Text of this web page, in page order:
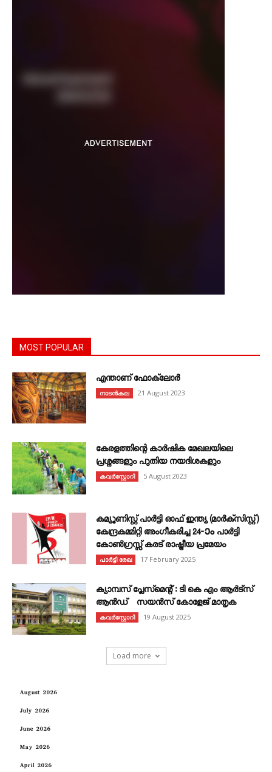
MOST POPULAR
എന്താണ്‌ ഫോക്‌ലോർ
നാടൻകല 21 August 2023
കേരളത്തിന്റെ കാർഷിക മേഖലയിലെ
പ്രശ്നങ്ങളും പുതിയ നയദിശകളും
കവര്‍സ്റ്റോറി 5 August 2023
കമ്യൂണിസ്റ്റ് പാർട്ടി ഓഫ് ഇന്ത്യ (മാർക്സിസ്റ്റ്)
കേന്ദ്രകമ്മിറ്റി അംഗീകരിച്ച 24‐ാം പാർട്ടി
കോൺഗ്രസ്സ് കരട് രാഷ്ട്രീയ പ്രമേയം
പാർട്ടി രേഖ 17 February 2025
ക്യാമ്പസ് പ്ലേസ്മെന്റ് : ടി കെ എം ആർട്സ്
ആൻഡ് സയൻസ് കോളേജ് മാതൃക
കവര്‍സ്റ്റോറി 19 August 2025
Load more
August 2026
July 2026
June 2026
May 2026
April 2026